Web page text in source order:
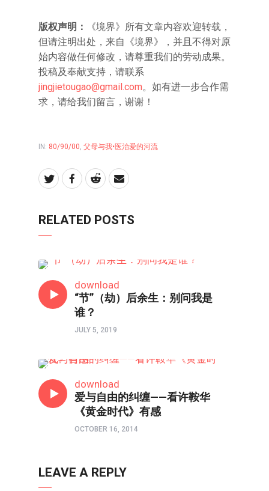
版权声明：
《境界》所有文章内容欢迎转载，
但请注明出处，来自《境界》，并且不得对原
始内容做任何修改，请尊重我们的劳动成果。
投稿及奉献支持，请联系
jingjietougao@gmail.com。如有进一步合作需
求，请给我们留言，谢谢！
IN: 80/90/00, 父母与我•医治爱的河流
RELATED POSTS
download
“节”（劫）后余生：别问我是
谁？
JULY 5, 2019
download
爱与自由的纠缠——看许鞍华
《黄金时代》有感
OCTOBER 16, 2014
LEAVE A REPLY